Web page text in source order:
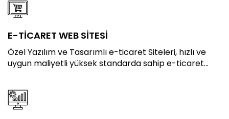
E-TİCARET WEB SİTESİ
Özel Yazılım ve Tasarımlı e-ticaret Siteleri, hızlı ve
uygun maliyetli yüksek standarda sahip e-ticaret...